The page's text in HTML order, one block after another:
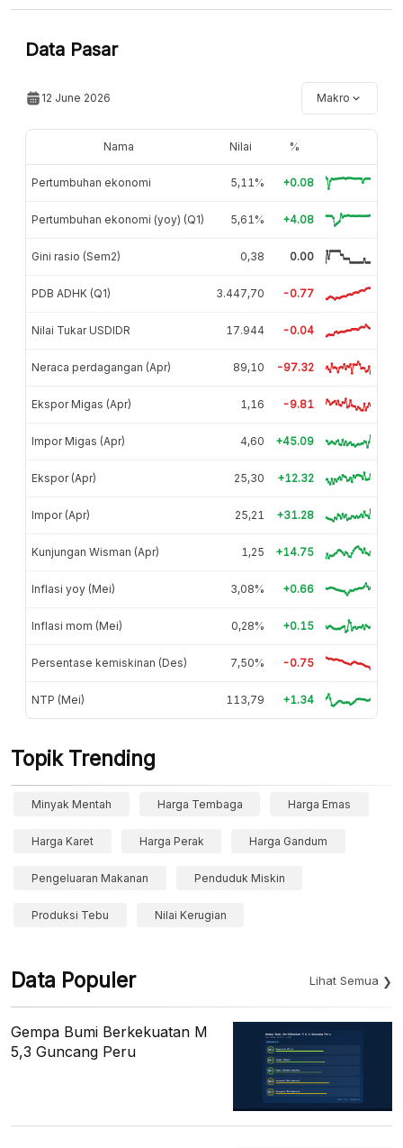
Data Pasar
12 June 2026 Makro
Nama Nilai %
Pertumbuhan ekonomi 5,11% +0.08
Pertumbuhan ekonomi (yoy) (Q1) 5,61% +4.08
Gini rasio (Sem2) 0,38 0.00
PDB ADHK (Q1) 3.447,70 -0.77
Nilai Tukar USDIDR 17.944 -0.04
Neraca perdagangan (Apr) 89,10 -97.32
Ekspor Migas (Apr) 1,16 -9.81
Impor Migas (Apr) 4,60 +45.09
Ekspor (Apr) 25,30 +12.32
Impor (Apr) 25,21 +31.28
Kunjungan Wisman (Apr) 1,25 +14.75
Inflasi yoy (Mei) 3,08% +0.66
Inflasi mom (Mei) 0,28% +0.15
Persentase kemiskinan (Des) 7,50% -0.75
NTP (Mei) 113,79 +1.34
Topik Trending
Minyak Mentah Harga Tembaga Harga Emas
Harga Karet Harga Perak Harga Gandum
Pengeluaran Makanan Penduduk Miskin
Produksi Tebu Nilai Kerugian
Data Populer Lihat Semua
Gempa Bumi Berkekuatan M
5,3 Guncang Peru